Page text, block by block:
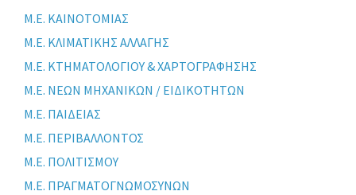
Μ.Ε. ΚΑΙΝΟΤΟΜΙΑΣ
Μ.Ε. ΚΛΙΜΑΤΙΚΗΣ ΑΛΛΑΓΗΣ
Μ.Ε. ΚΤΗΜΑΤΟΛΟΓΙΟΥ & ΧΑΡΤΟΓΡΑΦΗΣΗΣ
Μ.Ε. ΝΕΩΝ ΜΗΧΑΝΙΚΩΝ / ΕΙΔΙΚΟΤΗΤΩΝ
Μ.Ε. ΠΑΙΔΕΙΑΣ
Μ.Ε. ΠΕΡΙΒΑΛΛΟΝΤΟΣ
Μ.Ε. ΠΟΛΙΤΙΣΜΟΥ
Μ.Ε. ΠΡΑΓΜΑΤΟΓΝΩΜΟΣΥΝΩΝ